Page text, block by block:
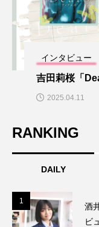
インタビュー
吉田莉桜「
2025.04.11
RANKING
DAILY
1
酒
ビ